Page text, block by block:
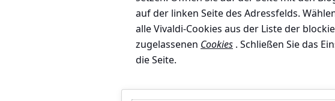
auf der linken Seite des Adressfelds.
alle Vivaldi-Cookies aus der Liste der
zugelassenen Cookies . Schließen Sie das
die Seite.